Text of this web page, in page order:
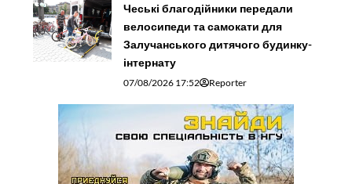
Чеські благодійники передали
велосипеди та самокати для
Залучанського дитячого будинку-
інтернату
07/08/2026 17:52 Reporter